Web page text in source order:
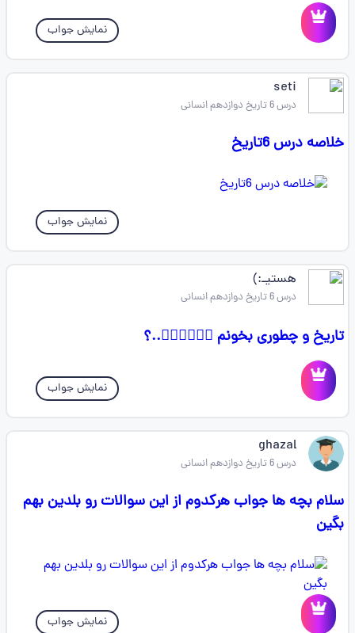
نمایش جواب
seti
درس 6 تاریخ دوازدهم انسانی
خلاصه درس 6تاریخ
نمایش جواب
هستیـ:)
درس 6 تاریخ دوازدهم انسانی
تاریخ و چطوری بخونم 🤦‍♀️🤦‍♀️🤦‍♀️..؟
نمایش جواب
ghazal
درس 6 تاریخ دوازدهم انسانی
سلام بچه ها جواب هرکدوم از این سوالات رو بلدین بهم
بگین
نمایش جواب